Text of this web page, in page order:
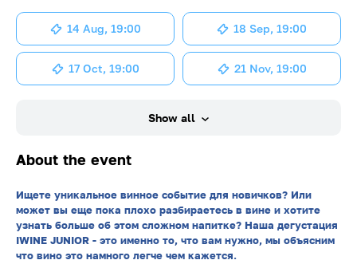
14 Aug, 19:00 18 Sep, 19:00
17 Oct, 19:00 21 Nov, 19:00
Show all
About the event
Ищете уникальное винное событие для новичков? Или
может вы еще пока плохо разбираетесь в вине и хотите
узнать больше об этом сложном напитке? Наша дегустация
IWINE JUNIOR - это именно то, что вам нужно, мы объясним
что вино это намного легче чем кажется.